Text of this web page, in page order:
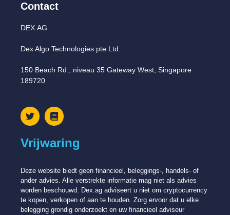
Contact
DEX.AG
Dex Algo Technologies pte Ltd.
150 Beach Rd., niveau 35 Gateway West, Singapore
189720
Vrijwaring
Deze website biedt geen financieel, beleggings-, handels- of
ander advies. Alle verstrekte informatie mag niet als advies
worden beschouwd. Dex.ag adviseert u niet om cryptocurrency
te kopen, verkopen of aan te houden. Zorg ervoor dat u elke
belegging grondig onderzoekt en uw financieel adviseur